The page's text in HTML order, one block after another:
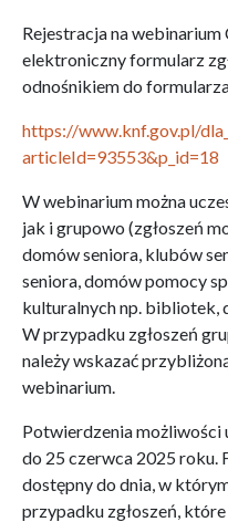
Rejestracja na
elektroniczny formularz
odnośnikiem do
https://www.knf.gov.pl/
articleId=93553&p_id=18
W webinarium można
jak i grupowo (zgłoszeń
domów seniora, klubów
seniora, domów pomocy
kulturalnych np. bibliotek,
W przypadku zgłoszeń
należy wskazać
webinarium.
Potwierdzenia możliwości
do 25 czerwca 2025 roku.
dostępny do dnia, w
przypadku zgłoszeń,